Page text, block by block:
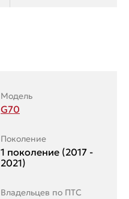
Модель
G70
Поколение
1 поколение (2017 -
2021)
Владельцев по ПТС